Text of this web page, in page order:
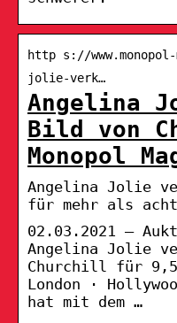
http s://
jolie-verk…
Angelina
Bild von
Monopol
Angelina Jolie
für mehr als
02.03.2021 —
Angelina Jolie
Churchill für
London ·
hat mit dem …